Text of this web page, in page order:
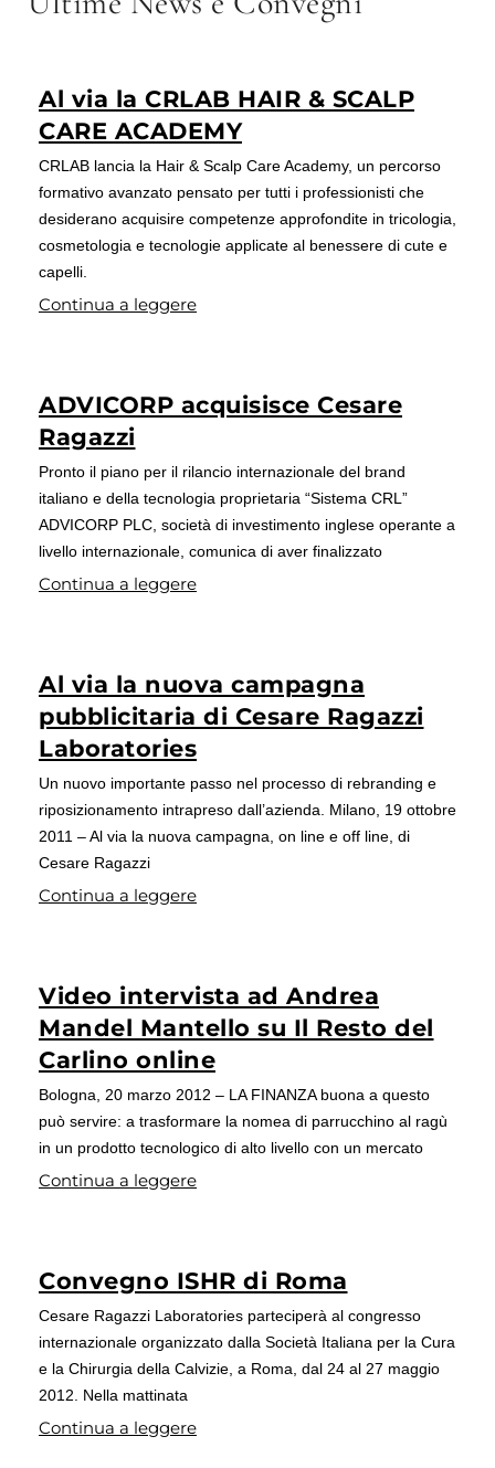
Al via la CRLAB HAIR & SCALP
CARE ACADEMY
CRLAB lancia la Hair & Scalp Care Academy, un percorso
formativo avanzato pensato per tutti i professionisti che
desiderano acquisire competenze approfondite in tricologia,
cosmetologia e tecnologie applicate al benessere di cute e
capelli.
Continua a leggere
ADVICORP acquisisce Cesare
Ragazzi
Pronto il piano per il rilancio internazionale del brand
italiano e della tecnologia proprietaria “Sistema CRL”
ADVICORP PLC, società di investimento inglese operante a
livello internazionale, comunica di aver finalizzato
Continua a leggere
Al via la nuova campagna
pubblicitaria di Cesare Ragazzi
Laboratories
Un nuovo importante passo nel processo di rebranding e
riposizionamento intrapreso dall’azienda. Milano, 19 ottobre
2011 – Al via la nuova campagna, on line e off line, di
Cesare Ragazzi
Continua a leggere
Video intervista ad Andrea
Mandel Mantello su Il Resto del
Carlino online
Bologna, 20 marzo 2012 – LA FINANZA buona a questo
può servire: a trasformare la nomea di parrucchino al ragù
in un prodotto tecnologico di alto livello con un mercato
Continua a leggere
Convegno ISHR di Roma
Cesare Ragazzi Laboratories parteciperà al congresso
internazionale organizzato dalla Società Italiana per la Cura
e la Chirurgia della Calvizie, a Roma, dal 24 al 27 maggio
2012. Nella mattinata
Continua a leggere